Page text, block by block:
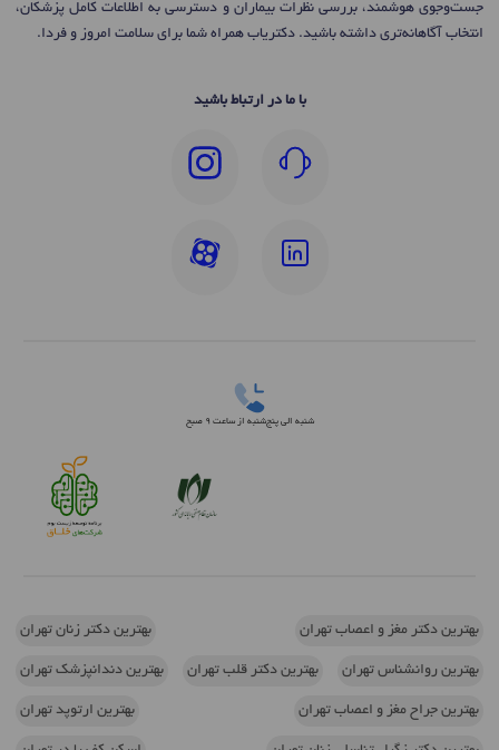
جست‌وجوی هوشمند، بررسی نظرات بیماران و دسترسی به اطلاعات کامل پزشکان،
انتخاب آگاهانه‌تری داشته باشید. دکتریاب همراه شما برای سلامت امروز و فردا.
با ما در ارتباط باشید
شنبه الی پنج‌شنبه از ساعت 9 صبح
بهترین دکتر مغز و اعصاب تهران بهترین دکتر زنان تهران
بهترین روانشناس تهران بهترین دکتر قلب تهران بهترین دندانپزشک تهران
بهترین جراح مغز و اعصاب تهران بهترین ارتوپد تهران